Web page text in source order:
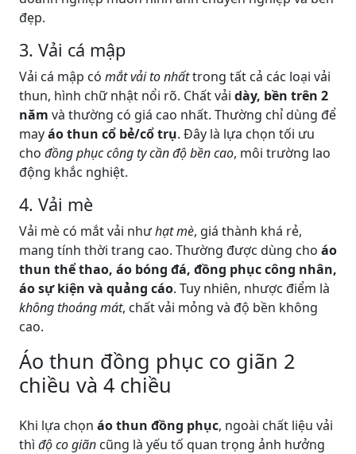
đẹp.
3. Vải cá mập
Vải cá mập có mắt vải to nhấttrong tất cả các loại vải
thun, hình chữ nhật nổi rõ. Chất vải dày, bền trên 2
năm và thường có giá cao nhất. Thường chỉ dùng để
mayáo thun cổ bẻ/cổ trụ. Đây là lựa chọn tối ưu
cho đồng phục công ty cần độ bền cao, môi trường lao
động khắc nghiệt.
4. Vải mè
Vải mè có mắt vải nhưhạt mè, giá thành khá rẻ,
mang tính thời trang cao. Thường được dùng cho áo
thun thể thao, áo bóng đá, đồng phục công nhân,
áo sự kiện và quảng cáo. Tuy nhiên, nhược điểm là
không thoáng mát, chất vải mỏng và độ bền không
cao.
Áo thun đồng phục co giãn 2
chiều và 4 chiều
Khi lựa chọn áo thun đồng phục, ngoài chất liệu vải
thì độ co giãn cũng là yếu tố quan trọng ảnh hưởng